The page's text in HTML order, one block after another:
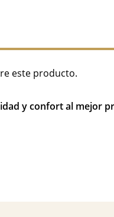
este producto.
y confort al mejor